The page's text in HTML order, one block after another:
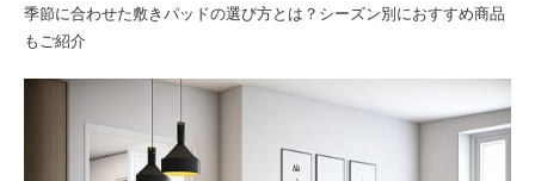
季節に合わせた敷きパッドの選び方とは？シーズン別におすすめ商品
もご紹介